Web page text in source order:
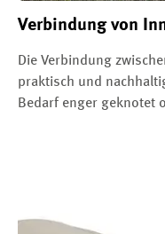
Verbindung von
Die Verbindung
praktisch und
Bedarf enger geknotet